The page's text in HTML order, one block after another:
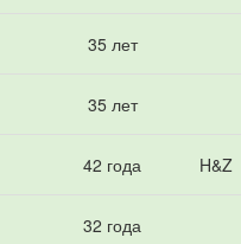
35 лет
35 лет
42 года H&Z
32 года